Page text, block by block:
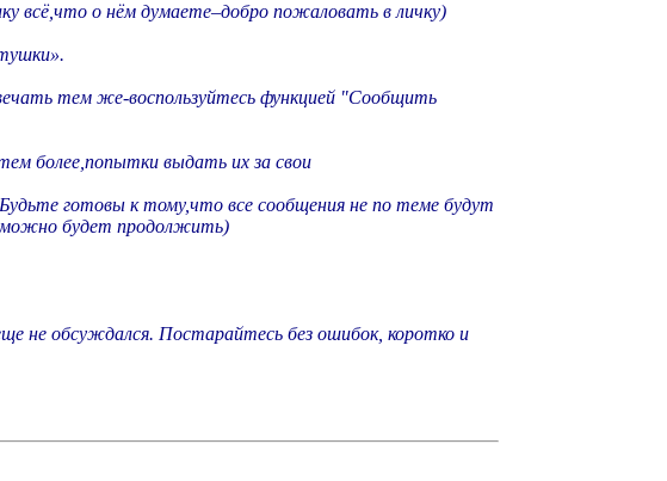
всё,что о нём думаете–добро пожаловать в личку)
тем же-воспользуйтесь функцией "Сообщить
более,попытки выдать их за свои
готовы к тому,что все сообщения не по теме будут
можно будет продолжить)
не обсуждался. Постарайтесь без ошибок, коротко и